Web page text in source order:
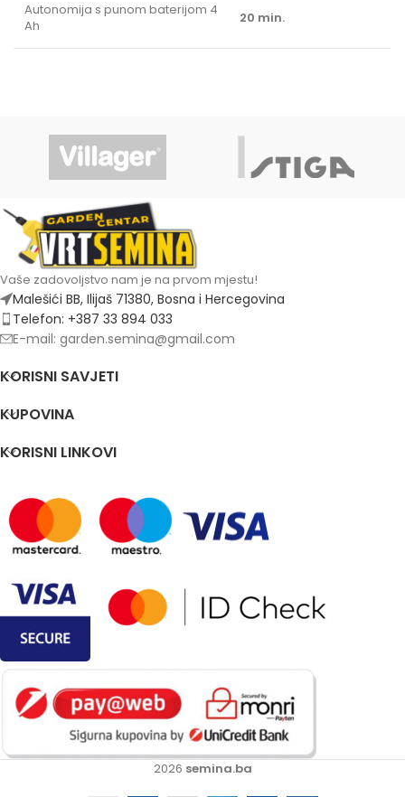
Autonomija s punom baterijom 4
Ah
20 min.
Vaše zadovoljstvo nam je na prvom mjestu!
Malešići BB, Ilijaš 71380, Bosna i Hercegovina
Telefon: +387 33 894 033
E-mail: garden.semina@gmail.com
KORISNI SAVJETI
KUPOVINA
KORISNI LINKOVI
2026 semina.ba